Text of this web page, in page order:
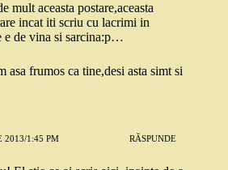
mult aceasta postare,aceasta
incat iti scriu cu lacrimi in
e de vina si sarcina:p…
asa frumos ca tine,desi asta simt si
2013/1:45 PM RĂSPUNDE